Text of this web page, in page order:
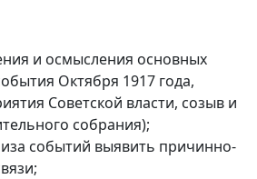
и осмысления основных
Октября 1917 года,
Советской власти, созыв и
собрания);
событий выявить причинно-